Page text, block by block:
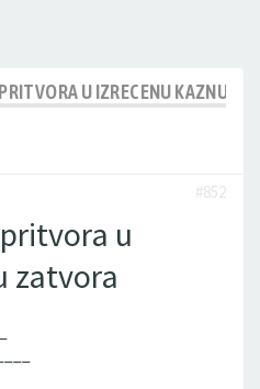
U IZRECENU KAZNU
#852
u
zatvora